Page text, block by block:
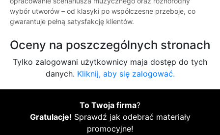
wybór utworów – od klasyki po współczesne przeboje, co
gwarantuje pełną satysfakcję klientów.
Oceny na poszczególnych stronach
Tylko zalogowani użytkownicy maja dostęp do tych
danych. Kliknij, aby się zalogować.
To Twoja firma?
Gratulacje! Sprawdź jak odebrać materiały
promocyjne!